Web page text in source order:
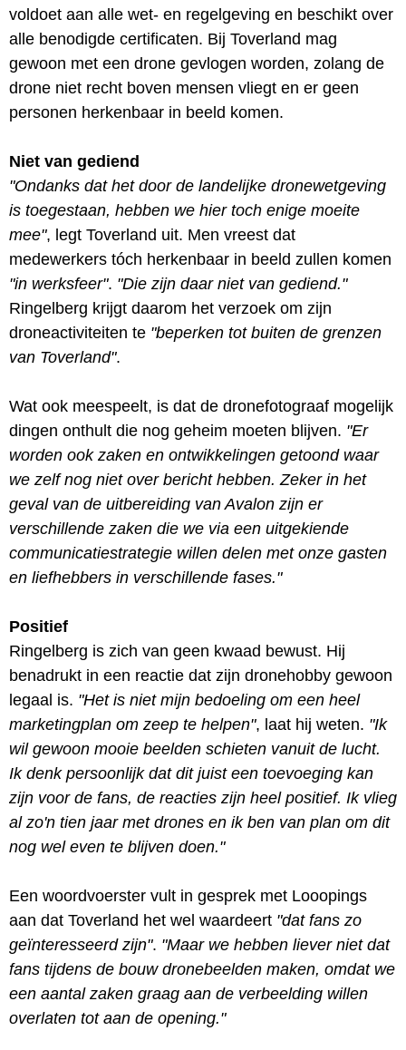
voldoet aan alle wet- en regelgeving en beschikt over
alle benodigde certificaten. Bij Toverland mag
gewoon met een drone gevlogen worden, zolang de
drone niet recht boven mensen vliegt en er geen
personen herkenbaar in beeld komen.
Niet van gediend
"Ondanks dat het door de landelijke dronewetgeving
is toegestaan, hebben we hier toch enige moeite
mee", legt Toverland uit. Men vreest dat
medewerkers tóch herkenbaar in beeld zullen komen
"in werksfeer". "Die zijn daar niet van gediend."
Ringelberg krijgt daarom het verzoek om zijn
droneactiviteiten te "beperken tot buiten de grenzen
van Toverland".
Wat ook meespeelt, is dat de dronefotograaf mogelijk
dingen onthult die nog geheim moeten blijven. "Er
worden ook zaken en ontwikkelingen getoond waar
we zelf nog niet over bericht hebben. Zeker in het
geval van de uitbereiding van Avalon zijn er
verschillende zaken die we via een uitgekiende
communicatiestrategie willen delen met onze gasten
en liefhebbers in verschillende fases."
Positief
Ringelberg is zich van geen kwaad bewust. Hij
benadrukt in een reactie dat zijn dronehobby gewoon
legaal is. "Het is niet mijn bedoeling om een heel
marketingplan om zeep te helpen", laat hij weten. "Ik
wil gewoon mooie beelden schieten vanuit de lucht.
Ik denk persoonlijk dat dit juist een toevoeging kan
zijn voor de fans, de reacties zijn heel positief. Ik vlieg
al zo'n tien jaar met drones en ik ben van plan om dit
nog wel even te blijven doen."
Een woordvoerster vult in gesprek met Looopings
aan dat Toverland het wel waardeert "dat fans zo
geïnteresseerd zijn". "Maar we hebben liever niet dat
fans tijdens de bouw dronebeelden maken, omdat we
een aantal zaken graag aan de verbeelding willen
overlaten tot aan de opening."